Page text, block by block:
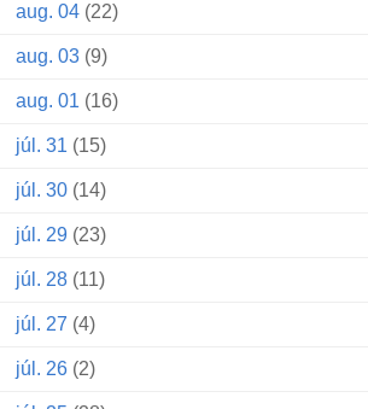
aug. 04 (22)
aug. 03 (9)
aug. 01 (16)
júl. 31 (15)
júl. 30 (14)
júl. 29 (23)
júl. 28 (11)
júl. 27 (4)
júl. 26 (2)